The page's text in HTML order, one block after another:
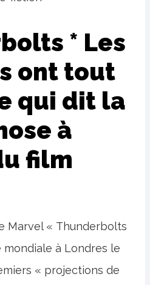
* Les
ont tout
qui dit la
à
film
Marvel « Thunderbolts
mondiale à Londres le
« projections de